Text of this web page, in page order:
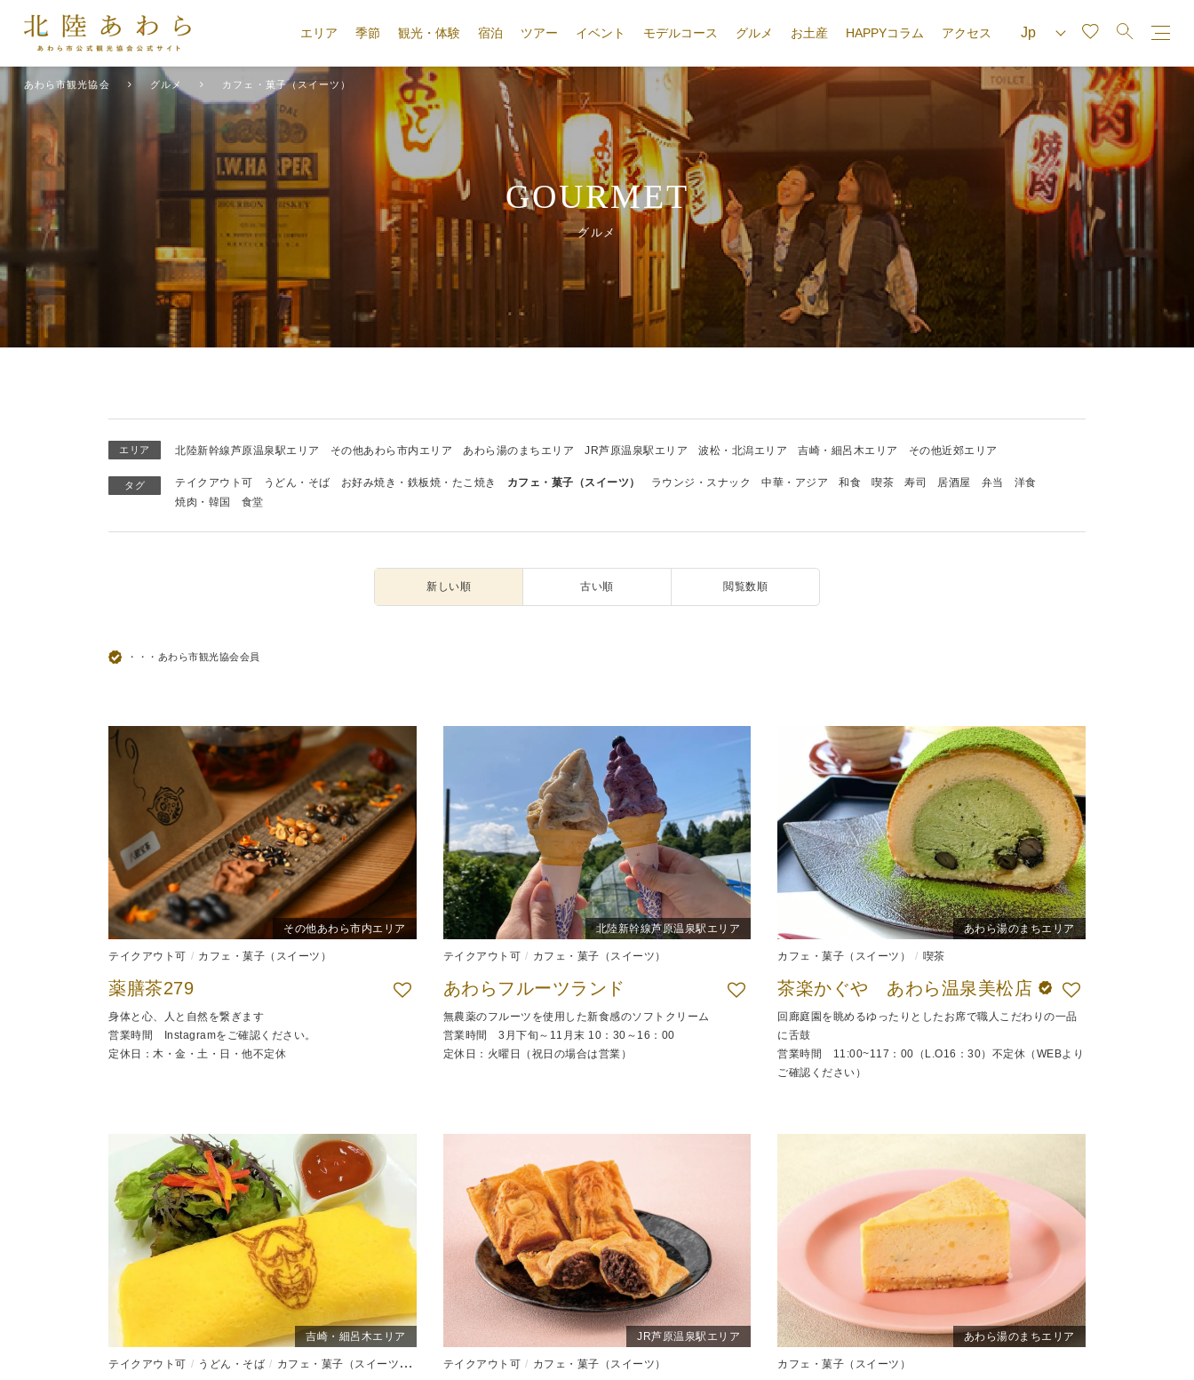
エリア 季節 観光・体験 宿泊 ツアー イベント モデルコース グルメ お土産 HAPPYコラム アクセス
あわら市観光協会 グルメ カフェ・菓子（スイーツ）
GOURMET
グルメ
エリア 北陸新幹線芦原温泉駅エリア その他あわら市内エリア あわら湯のまちエリア JR芦原温泉駅エリア 波松・北潟エリア 吉崎・細呂木エリア その他近郊エリア
タグ テイクアウト可 うどん・そば お好み焼き・鉄板焼・たこ焼き カフェ・菓子（スイーツ） ラウンジ・スナック 中華・アジア 和食 喫茶 寿司 居酒屋 弁当
洋食
焼肉・韓国
食堂
新しい順 古い順 閲覧数順
・・・あわら市観光協会会員
その他あわら市内エリア
テイクアウト可 カフェ・菓子（スイーツ）
薬膳茶279
身体と心、人と自然を繋ぎます
営業時間 Instagramをご確認ください。
定休日：木・金・土・日・他不定休
北陸新幹線芦原温泉駅エリア
テイクアウト可 カフェ・菓子（スイーツ）
あわらフルーツランド
無農薬のフルーツを使用した新食感のソフトクリーム
営業時間 3月下旬～11月末 10：30～16：00
定休日：火曜日（祝日の場合は営業）
あわら湯のまちエリア
カフェ・菓子（スイーツ） 喫茶
茶楽かぐや あわら温泉美松店
回廊庭園を眺めるゆったりとしたお席で職人こだわりの一品
に舌鼓
営業時間 11:00~117：00（L.O16：30）不定休（WEBより
ご確認ください）
吉崎・細呂木エリア
テイクアウト可 うどん・そば カフェ・菓子（スイーツ） 弁当
JR芦原温泉駅エリア
テイクアウト可 カフェ・菓子（スイーツ）
あわら湯のまちエリア
カフェ・菓子（スイーツ）